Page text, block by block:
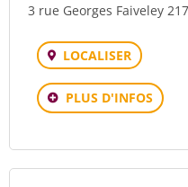
3 rue Georges Faiveley
LOCALISER
PLUS D'INFOS